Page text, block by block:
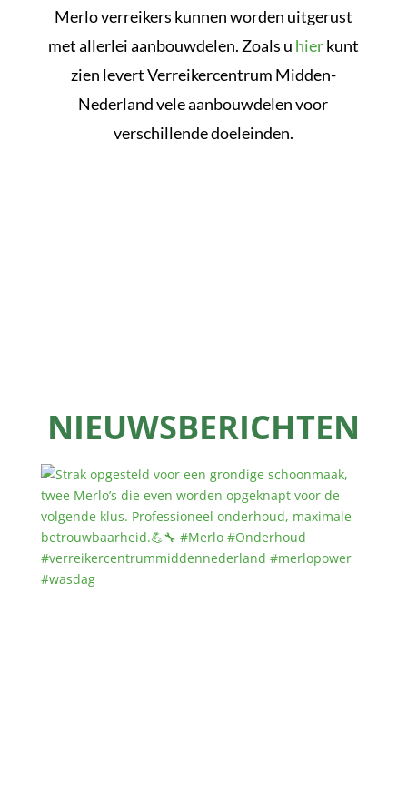
Merlo verreikers kunnen worden uitgerust
met allerlei aanbouwdelen. Zoals u hierkunt
zien levert Verreikercentrum Midden-
Nederland vele aanbouwdelen voor
verschillende doeleinden.
NIEUWSBERICHTEN